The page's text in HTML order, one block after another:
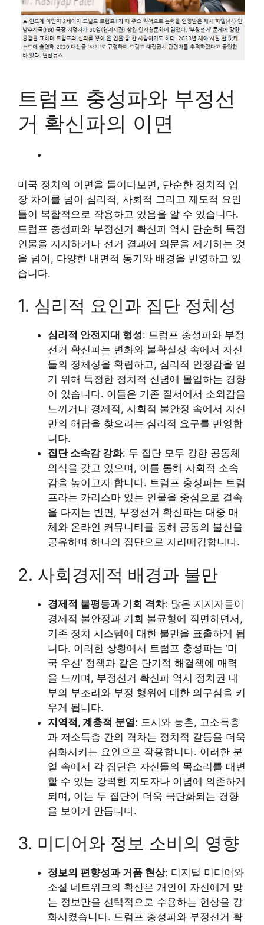
트럼프 충성파와 부정선
거 확신파의 이면
미국 정치의 이면을 들여다보면, 단순한 정치적 입
장 차이를 넘어 심리적, 사회적 그리고 제도적 요인
들이 복합적으로 작용하고 있음을 알 수 있습니다.
트럼프 충성파와 부정선거 확신파 역시 단순히 특정
인물을 지지하거나 선거 결과에 의문을 제기하는 것
을 넘어, 다양한 내면적 동기와 배경을 반영하고 있
습니다.
1. 심리적 요인과 집단 정체성
심리적 안전지대 형성: 트럼프 충성파와 부정
선거 확신파는 변화와 불확실성 속에서 자신
들의 정체성을 확립하고, 심리적 안정감을 얻
기 위해 특정한 정치적 신념에 몰입하는 경향
이 있습니다. 이들은 기존 질서에서 소외감을
느끼거나 경제적, 사회적 불안정 속에서 자신
만의 해답을 찾으려는 심리적 요구를 반영합
니다.
집단 소속감 강화: 두 집단 모두 강한 공동체
의식을 갖고 있으며, 이를 통해 사회적 소속
감을 높이고자 합니다. 트럼프 충성파는 트럼
프라는 카리스마 있는 인물을 중심으로 결속
을 다지는 반면, 부정선거 확신파는 대중 매
체와 온라인 커뮤니티를 통해 공통의 불신을
공유하며 하나의 집단으로 자리매김합니다.
2. 사회경제적 배경과 불만
경제적 불평등과 기회 격차: 많은 지지자들이
경제적 불안정과 기회 불균형에 직면하면서,
기존 정치 시스템에 대한 불만을 표출하게 됩
니다. 이러한 상황에서 트럼프 충성파는 ‘미
국 우선’ 정책과 같은 단기적 해결책에 매력
을 느끼며, 부정선거 확신파 역시 정치권 내
부의 부조리와 부정 행위에 대한 의구심을 키
우게 됩니다.
지역적, 계층적 분열: 도시와 농촌, 고소득층
과 저소득층 간의 격차는 정치적 갈등을 더욱
심화시키는 요인으로 작용합니다. 이러한 분
열 속에서 각 집단은 자신들의 목소리를 대변
할 수 있는 강력한 지도자나 이념에 의존하게
되며, 이는 두 집단이 더욱 극단화되는 경향
을 보이게 만듭니다.
3. 미디어와 정보 소비의 영향
정보의 편향성과 거품 현상: 디지털 미디어와
소셜 네트워크의 확산은 개인이 자신에게 맞
는 정보만을 선택적으로 수용하는 현상을 강
화시켰습니다. 트럼프 충성파와 부정선거 확